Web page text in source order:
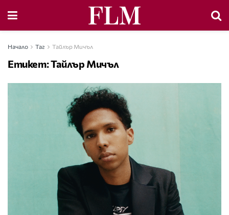
Начало Таг Тайлър Мичъл
Етикет:Тайлър Мичъл